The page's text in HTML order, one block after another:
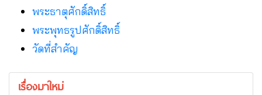
พระธาตุศักดิ์สิทธิ์
พระพุทธรูปศักดิ์สิทธิ์
วัดที่สําคัญ
เรื่องมาใหม่